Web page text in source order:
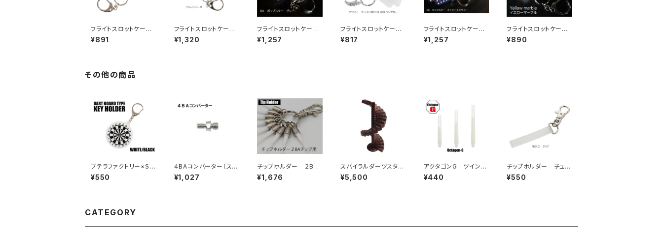
フライトスロットケー
ス 木目調（フライト飛
び出し防止リング付き）
¥891
フライトスロットケー
ス ブルレンジャー柄
（フライト飛び出し防止
¥1,320
フライトスロットケー
ス DX ポップスター
（フライト飛び出し防止
¥1,257
フライトスロットケー
ス （フライト飛び出し
防止リングなし）
¥817
フライトスロットケー
ス DX ドット柄 （フ
ライト飛び出し防止リン
¥1,257
フライトスロットケー
ス マーブル（フライト
飛び出し防止リング付
¥890
その他の商品
プテラファクトリー×Ｓ
４ ダーツボード型キ
ーホルダー ホワイト
¥550
４BAコンバーター（ステ
ンレス）
¥1,027
チップホルダー ２BA
チップ用 ９個タイプ
¥1,676
スパイラルダーツスタン
ド（螺旋階段型ダーツス
タンド）３０段セット 木
¥5,500
アクタゴンG ツインシ
ャフト
¥440
チップホルダー チュー
ブ2
¥550
CATEGORY